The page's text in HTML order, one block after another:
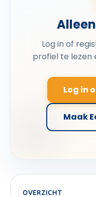
Log in of
profiel te lezen
Log in
Maak
OVERZICHT